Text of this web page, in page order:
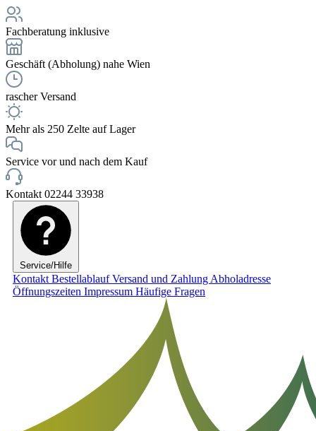
Fachberatung inklusive
Geschäft (Abholung) nahe Wien
rascher Versand
Mehr als 250 Zelte auf Lager
Service vor und nach dem Kauf
Kontakt 02244 33938
Service/Hilfe
Kontakt BestellablaufVersand und Zahlung Abholadresse
Öffnungszeiten Impressum Häufige Fragen